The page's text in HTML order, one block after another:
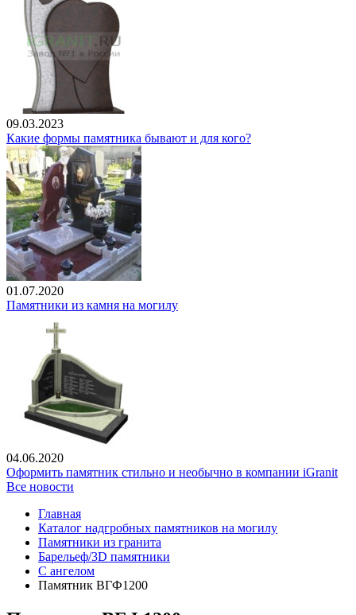
09.03.2023
Какие формы памятника бывают и для кого?
01.07.2020
Памятники из камня на могилу
04.06.2020
Оформить памятник стильно и необычно в компании iGranit
Все новости
Главная
Каталог надгробных памятников на могилу
Памятники из гранита
Барельеф/3D памятники
С ангелом
Памятник ВГФ1200